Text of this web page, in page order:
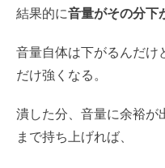
結果的に音量がその分下
音量自体は下がるんだけ
だけ強くなる。
潰した分、音量に余裕が
まで持ち上げれば、